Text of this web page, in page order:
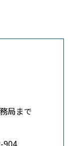
局まで
904